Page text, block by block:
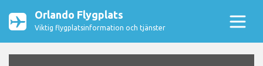
Orlando Flygplats
Viktig flygplatsinformation och tjänster